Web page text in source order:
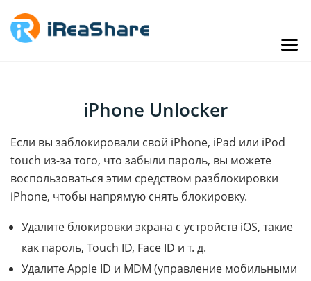
iPhone Unlocker
Если вы заблокировали свой iPhone, iPad или iPod
touch из-за того, что забыли пароль, вы можете
воспользоваться этим средством разблокировки
iPhone, чтобы напрямую снять блокировку.
Удалите блокировки экрана с устройств iOS, такие
как пароль, Touch ID, Face ID и т. д.
Удалите Apple ID и MDM (управление мобильными